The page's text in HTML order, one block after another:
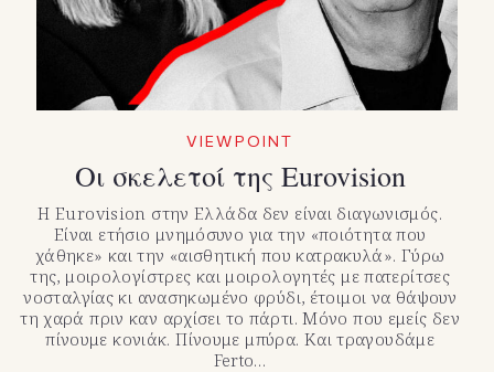
VIEWPOINT
Οι σκελετοί της Eurovision
Η Eurovision στην Ελλάδα δεν είναι διαγωνισμός.
Είναι ετήσιο μνημόσυνο για την «ποιότητα που
χάθηκε» και την «αισθητική που κατρακυλά». Γύρω
της, μοιρολογίστρες και μοιρολογητές με πατερίτσες
νοσταλγίας κι ανασηκωμένο φρύδι, έτοιμοι να θάψουν
τη χαρά πριν καν αρχίσει το πάρτι. Μόνο που εμείς δεν
πίνουμε κονιάκ. Πίνουμε μπύρα. Και τραγουδάμε
Ferto…